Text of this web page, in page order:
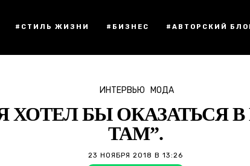
#СТИЛЬ ЖИЗНИ #БИЗНЕС #АВТОРСКИЙ
ИНТЕРВЬЮ МОДА
ХОТЕЛ БЫ ОКАЗАТЬСЯ
ТАМ”.
23 НОЯБРЯ 2018 В 13:26